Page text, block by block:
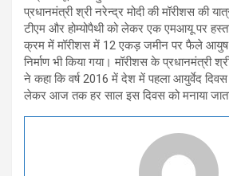
प्रधानमंत्री श्री नरेन्द्र मोदी की मॉरीशस की
टीएम और होम्योपैथी को लेकर एक एमआयू पर
क्रम में मॉरीशस में 12 एकड़ जमीन पर फैले
निर्माण भी किया गया। मॉरीशस के प्रधानमंत्री
ने कहा कि वर्ष 2016 में देश में पहला आयुर्वेद
लेकर आज तक हर साल इस दिवस को मनाया